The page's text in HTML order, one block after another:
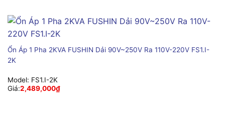
Ổn Áp 1 Pha 2KVA FUSHIN Dải 90V~250V Ra 110V-220V FS1.I-
2K
Model: FS1.I-2K
Giá:2,489,000₫